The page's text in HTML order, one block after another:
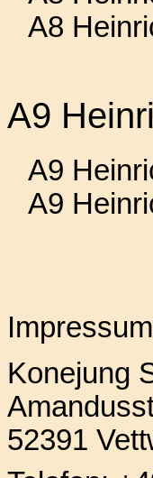
A8
A9
A9
A9
Konejung
52391